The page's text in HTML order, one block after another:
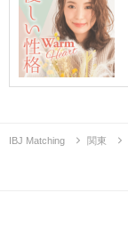
IBJ Matching 関東